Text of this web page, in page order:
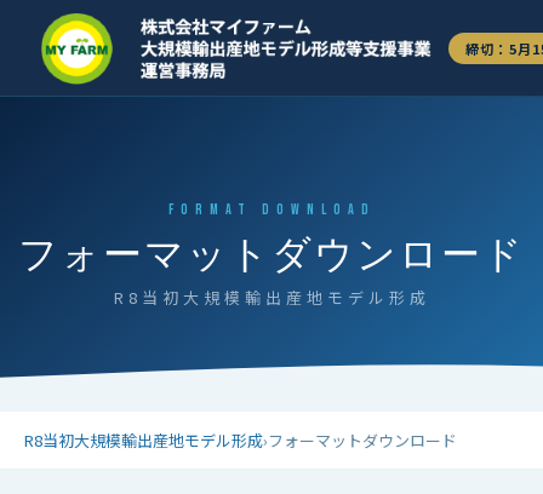
締切：5月
FORMAT DOWNLOAD
フォーマットダウンロード
R8当初大規模輸出産地モデル形成
R8当初大規模輸出産地モデル形成›フォーマットダウンロード